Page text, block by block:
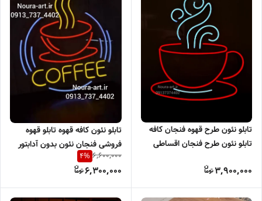
تابلو نئون طرح قهوه فنجان کافه
تابلو نئون طرح فنجان اقساطی
3,900,000
تابلو نئون کافه قهوه تابلو قهوه
فروشی فنجان نئون بدون آدابتور
6,600,000
4%
6,300,000